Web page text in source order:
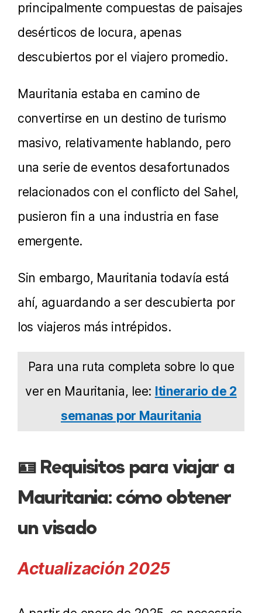
principalmente compuestas de paisajes
desérticos de locura, apenas
descubiertos por el viajero promedio.
Mauritania estaba en camino de
convertirse en un destino de turismo
masivo, relativamente hablando, pero
una serie de eventos desafortunados
relacionados con el conflicto del Sahel,
pusieron fin a una industria en fase
emergente.
Sin embargo, Mauritania todavía está
ahí, aguardando a ser descubierta por
los viajeros más intrépidos.
Para una ruta completa sobre lo que
ver en Mauritania, lee: Itinerario de 2
semanas por Mauritania
🪪 Requisitos para viajar a
Mauritania: cómo obtener
un visado
Actualización 2025